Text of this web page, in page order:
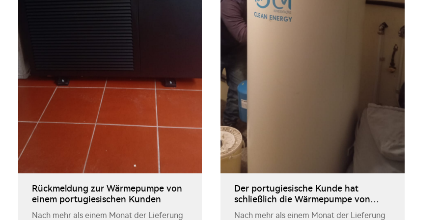
Rückmeldung zur Wärmepumpe von
einem portugiesischen Kunden
Nach mehr als einem Monat der Lieferung
Der portugiesische Kunde hat
schließlich die Wärmepumpe von
JIADELE erhalten
Nach mehr als einem Monat der Lieferung